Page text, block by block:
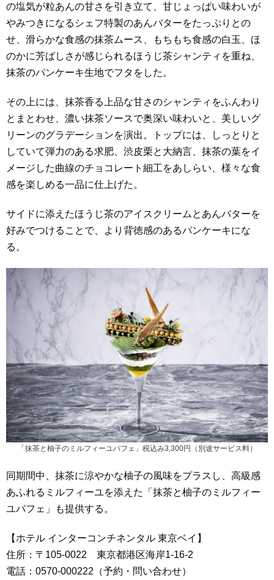
の塩気が粒あんの甘さを引き立て、甘じょっぱい味わいが
やみつきになるシェフ特製のあんバターをたっぷりとの
せ、滑らかな食感の抹茶ムース、もちもち食感の白玉、ほ
のかに芳ばしさが感じられるほうじ茶シャンティを重ね、
抹茶のパンケーキ生地でフタをした。
その上には、抹茶香る上品な甘さのシャンティをふんわり
とまとわせ、濃い抹茶ソースで奥深い味わいと、美しいグ
リーンのグラデーションを演出。トップには、しっとりと
していて弾力のある求肥、渋皮栗と大納言、抹茶の葉をイ
メージした曲線のチョコレート細工をあしらい、様々な食
感を楽しめる一品に仕上げた。
サイドに添えたほうじ茶のアイスクリームとあんバターを
好みでつけることで、より背徳感のあるパンケーキにな
る。
「抹茶と柚子のミルフィーユパフェ」税込み3,300円（別途サービス料）
同期間中、抹茶に涼やかな柚子の風味をプラスし、高級感
あふれるミルフィーユを添えた「抹茶と柚子のミルフィー
ユパフェ」も提供する。
【ホテル インターコンチネンタル 東京ベイ】
住所：〒105-0022 東京都港区海岸1-16-2
電話：0570-000222（予約・問い合わせ）